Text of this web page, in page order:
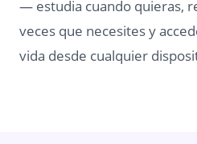
— estudia cuando quieras,
veces que necesites y
vida desde cualquier